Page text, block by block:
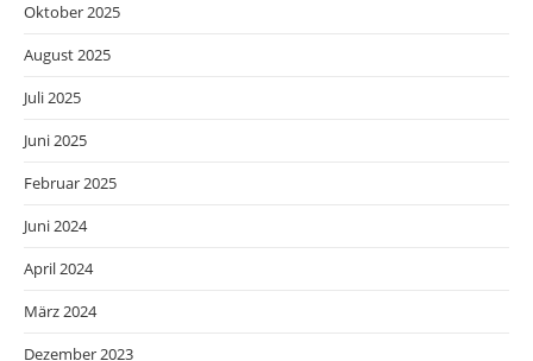
Oktober 2025
August 2025
Juli 2025
Juni 2025
Februar 2025
Juni 2024
April 2024
März 2024
Dezember 2023